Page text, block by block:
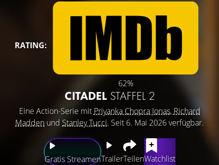
RATING:
62%
CITADEL STAFFEL 2
Eine Action-Serie mit Priyanka Chopra Jonas, Richard
Madden und Stanley Tucci. Seit 6. Mai 2026 verfügbar.
Gratis StreamenTrailerTeilenWatchlist